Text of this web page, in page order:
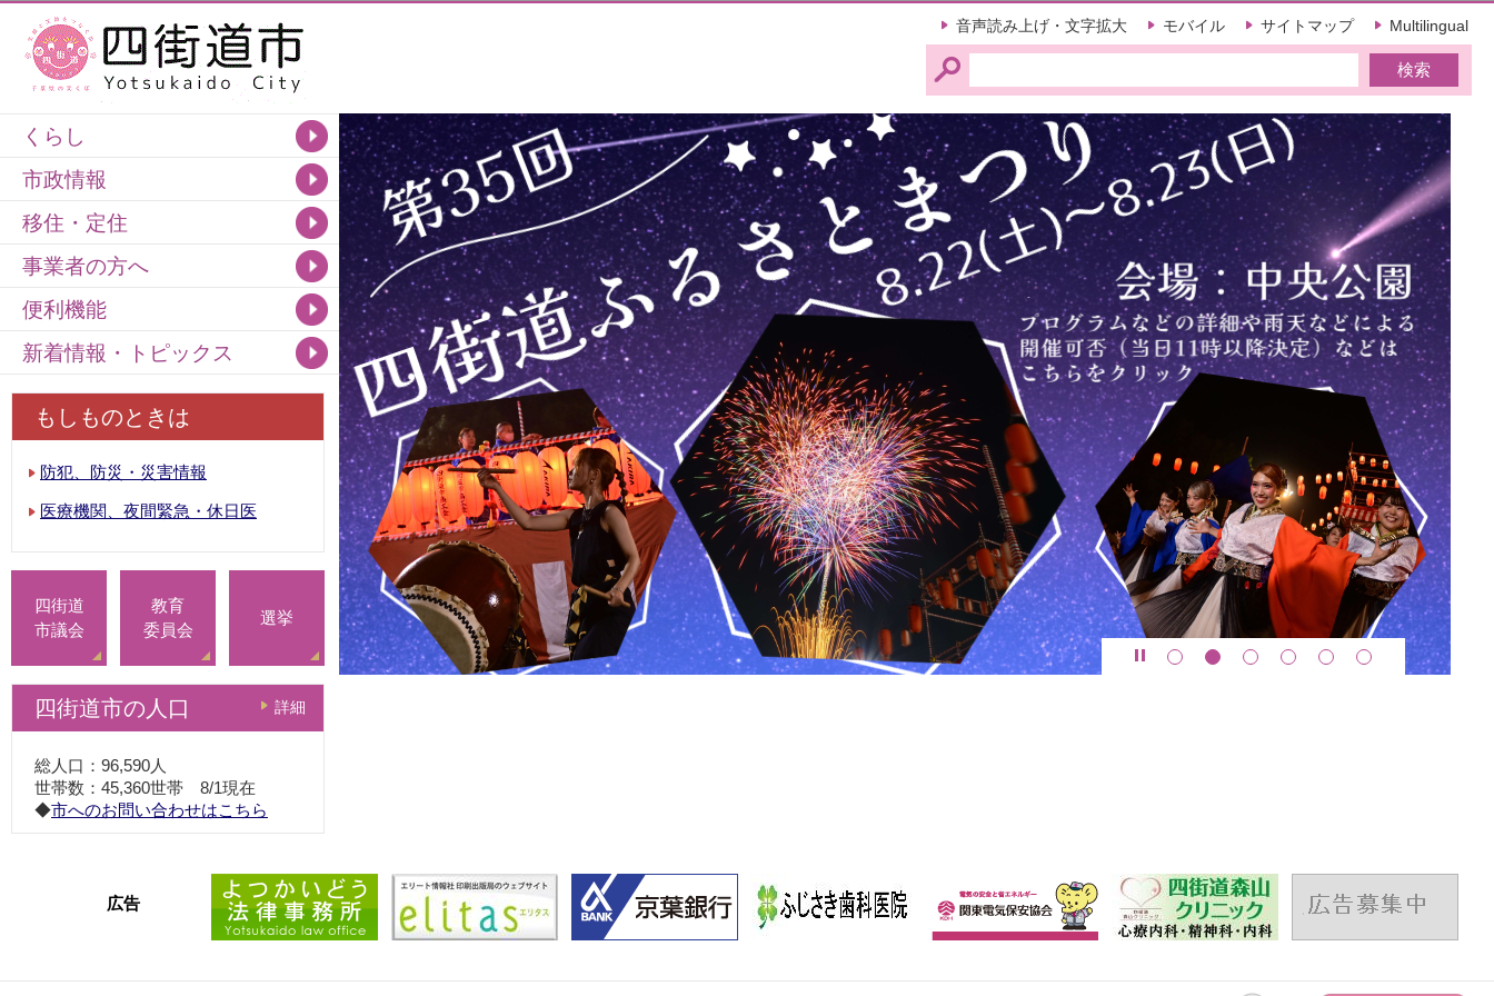
音声読み上げ・文字拡大 モバイル サイトマップ Multilingual
くらし
市政情報
移住・定住
事業者の方へ
便利機能
新着情報・トピックス
もしものときは
防犯、防災・災害情報
医療機関、夜間緊急・休日医
四街道
市議会
教育
委員会
選挙
四街道市の人口 詳細
総人口：96,590人
世帯数：45,360世帯 8/1現在
◆市へのお問い合わせはこちら
1 2 3 4 5 6
広告